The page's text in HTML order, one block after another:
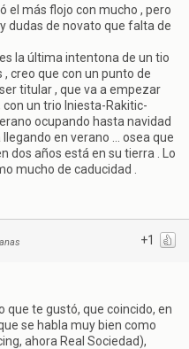
el más flojo con mucho , pero
dudas de novato que falta de
la última intentona de un tio
creo que con un punto de
titular , que va a empezar
un trio Iniesta-Rakitic-
ocupando hasta navidad
en verano ... osea que
dos años está en su tierra . Lo
mucho de caducidad .
+1
que te gustó, que coincido, en
se habla muy bien como
ahora Real Sociedad),